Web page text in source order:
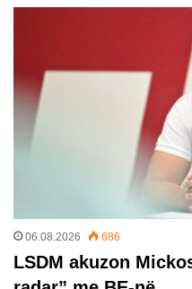
06.08.2026 686
LSDM akuzon